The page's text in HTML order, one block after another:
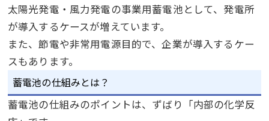
太陽光発電・風力発電の事業用蓄電池として、発電所
が導入するケースが増えています。
また、節電や非常用電源目的で、企業が導入するケー
スもあります。
蓄電池の仕組みとは？
蓄電池の仕組みのポイントは、ずばり「内部の化学反